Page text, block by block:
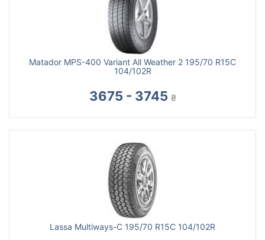
Matador MPS-400 Variant All Weather 2 195/70 R15C
104/102R
3675 - 3745 ₴
Lassa Multiways-C 195/70 R15C 104/102R